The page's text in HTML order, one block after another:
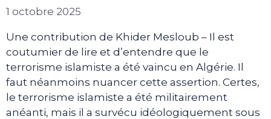
1 octobre 2025
Une contribution de Khider Mesloub – Il est
coutumier de lire et d’entendre que le
terrorisme islamiste a été vaincu en Algérie. Il
faut néanmoins nuancer cette assertion. Certes,
le terrorisme islamiste a été militairement
anéanti, mais il a survécu idéologiquement sous